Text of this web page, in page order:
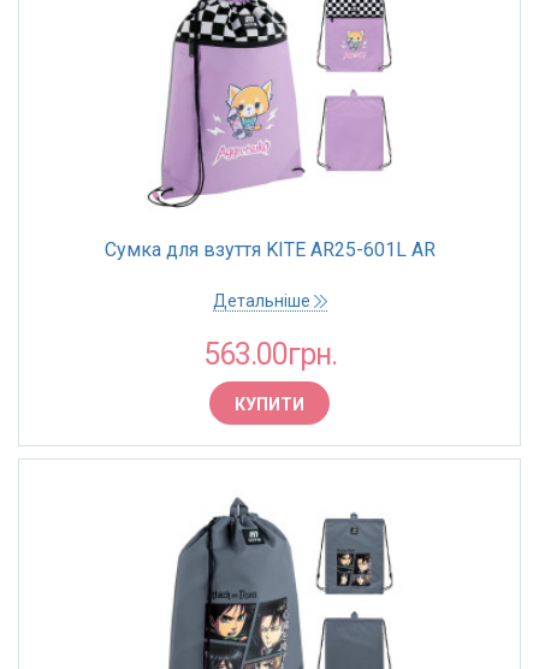
Сумка для взуття KITE AR25-601L AR
Детальніше
563.00грн.
КУПИТИ